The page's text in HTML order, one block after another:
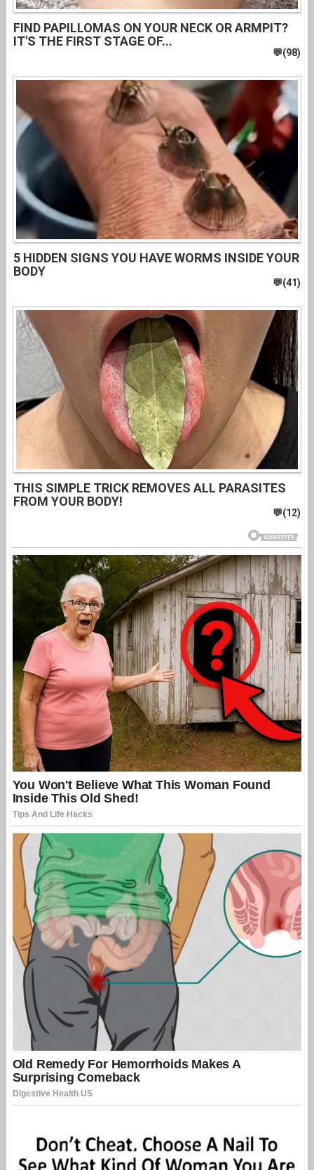
FIND PAPILLOMAS ON YOUR NECK OR ARMPIT?
IT'S THE FIRST STAGE OF...
5 HIDDEN SIGNS YOU HAVE WORMS INSIDE YOUR
BODY
THIS SIMPLE TRICK REMOVES ALL PARASITES
FROM YOUR BODY!